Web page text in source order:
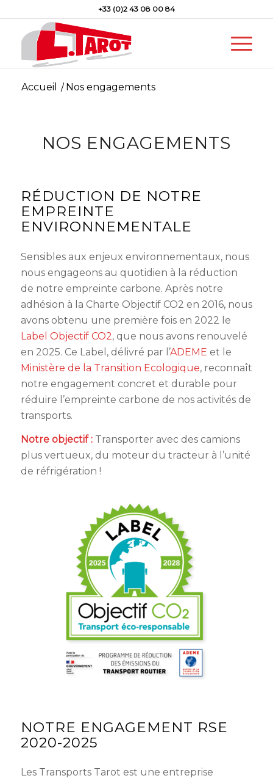
+33 (0)2 43 08 00 84
Accueil / Nos engagements
NOS ENGAGEMENTS
RÉDUCTION DE NOTRE
EMPREINTE
ENVIRONNEMENTALE
Sensibles aux enjeux environnementaux, nous
nous engageons au quotidien à la réduction
de notre empreinte carbone. Après notre
adhésion à la Charte Objectif CO2 en 2016, nous
avons obtenu une première fois en 2022 le
Label Objectif CO2, que nous avons renouvelé
en 2025. Ce Label, délivré par l’ADEME et le
Ministère de la Transition Ecologique, reconnaît
notre engagement concret et durable pour
réduire l’empreinte carbone de nos activités de
transports.
Notre objectif :Transporter avec des camions
plus vertueux, du moteur du tracteur à l’unité
de réfrigération !
NOTRE ENGAGEMENT RSE
2020-2025
Les Transports Tarot est une entreprise